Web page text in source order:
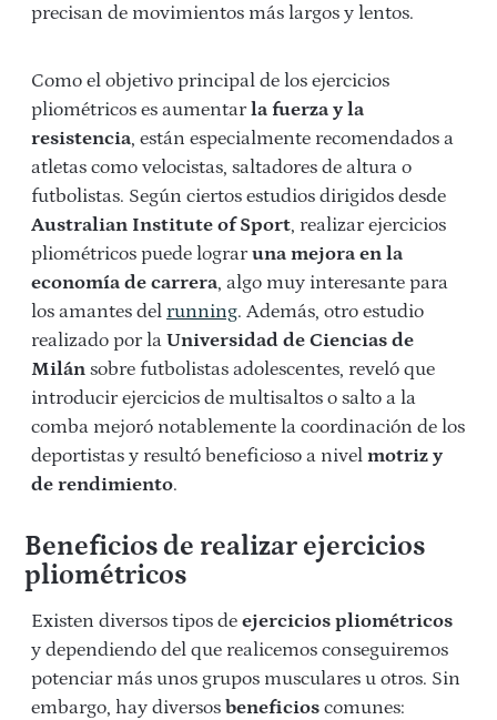
precisan de movimientos más largos y lentos.
Como el objetivo principal de los ejercicios
pliométricos es aumentarla fuerza y la
resistencia, están especialmente recomendados a
atletas como velocistas, saltadores de altura o
futbolistas. Según ciertos estudios dirigidos desde
Australian Institute of Sport, realizar ejercicios
pliométricos puede lograruna mejora en la
economía de carrera, algo muy interesante para
los amantes del running. Además, otro estudio
realizado por la Universidad de Ciencias de
Milán sobre futbolistas adolescentes, reveló que
introducir ejercicios de multisaltos o salto a la
comba mejoró notablemente la coordinación de los
deportistas y resultó beneficioso a nivel motriz y
de rendimiento.
Beneficios de realizar ejercicios
pliométricos
Existen diversos tipos de ejercicios pliométricos
y dependiendo del que realicemos conseguiremos
potenciar más unos grupos musculares u otros. Sin
embargo, hay diversos beneficios comunes: